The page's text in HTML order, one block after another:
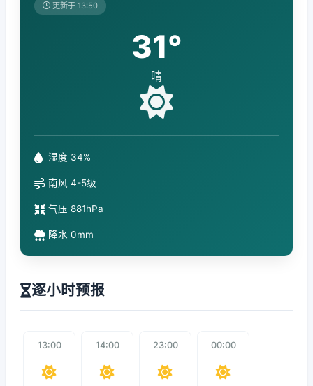
更新于 13:50
31°
晴
湿度 34%
南风 4-5级
气压 881hPa
降水 0mm
逐小时预报
13:00 14:00 23:00 00:00